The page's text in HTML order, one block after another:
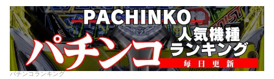
パチンコランキング